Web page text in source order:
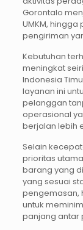
Gorontalo
UMKM,
pengiriman
Kebutuhan
meningkat
Indonesia
layanan ini
pelanggan
operasional
berjalan lebih
Selain
prioritas
barang yang
yang sesuai
pengemasan,
untuk
panjang antar